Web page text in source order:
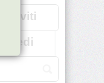
Iscriviti
Accedi